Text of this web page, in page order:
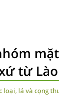
từ Lào
loại, lá và cọng